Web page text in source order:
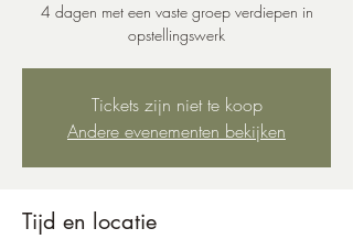
4 dagen met een vaste groep verdiepen in
opstellingswerk
Tickets zijn niet te koop
Andere evenementen bekijken
Tijd en locatie